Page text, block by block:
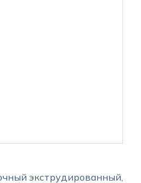
экструдированный,